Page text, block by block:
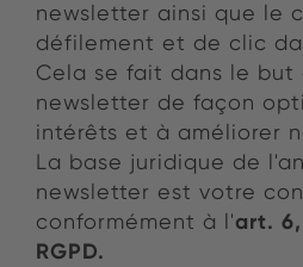
newsletter ainsi que le
défilement et de clic
Cela se fait dans le but
newsletter de façon
intérêts et à améliorer
La base juridique de
newsletter est votre
conformément à l'art.
RGPD.